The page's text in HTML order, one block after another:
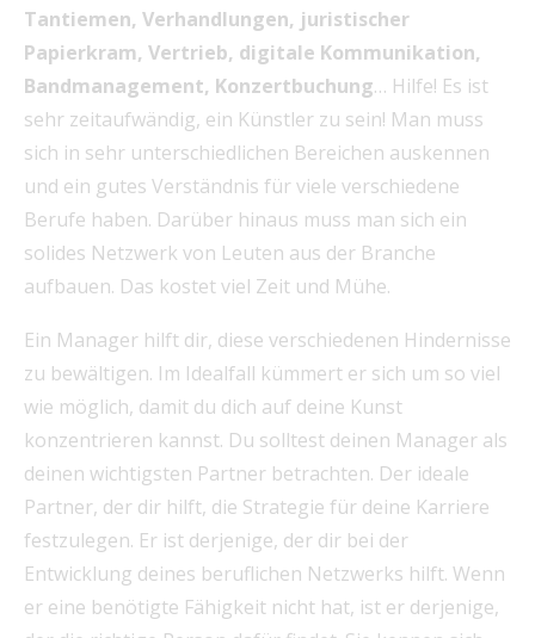
Tantiemen, Verhandlungen, juristischer
Papierkram, Vertrieb, digitale Kommunikation,
Bandmanagement, Konzertbuchung… Hilfe! Es ist
sehr zeitaufwändig, ein Künstler zu sein! Man muss
sich in sehr unterschiedlichen Bereichen auskennen
und ein gutes Verständnis für viele verschiedene
Berufe haben. Darüber hinaus muss man sich ein
solides Netzwerk von Leuten aus der Branche
aufbauen. Das kostet viel Zeit und Mühe.
Ein Manager hilft dir, diese verschiedenen Hindernisse
zu bewältigen. Im Idealfall kümmert er sich um so viel
wie möglich, damit du dich auf deine Kunst
konzentrieren kannst. Du solltest deinen Manager als
deinen wichtigsten Partner betrachten. Der ideale
Partner, der dir hilft, die Strategie für deine Karriere
festzulegen. Er ist derjenige, der dir bei der
Entwicklung deines beruflichen Netzwerks hilft. Wenn
er eine benötigte Fähigkeit nicht hat, ist er derjenige,